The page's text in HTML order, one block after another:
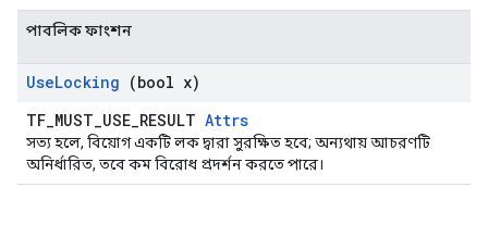
পাবলিক ফাংশন
UseLocking (bool x)
TF_MUST_USE_RESULT Attrs
সত্য হলে, বিয়োগ একটি লক দ্বারা সুরক্ষিত হবে; অন্যথায় আচরণটি
অনির্ধারিত, তবে কম বিরোধ প্রদর্শন করতে পারে।